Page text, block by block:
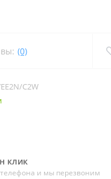
(0)
C2W
клик
и мы перезвоним